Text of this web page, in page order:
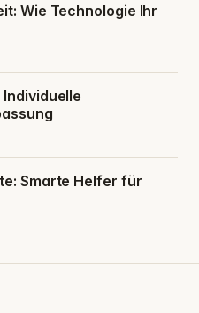
Wie Technologie Ihr
Smarte Helfer für